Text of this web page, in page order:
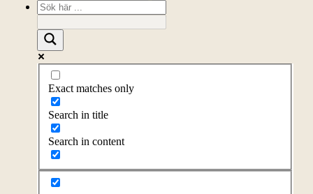
Exact matches only
Search in title
Search in content